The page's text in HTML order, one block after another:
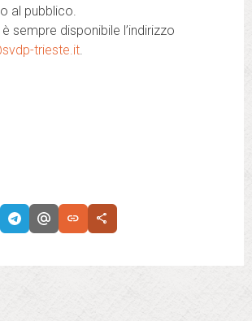
al pubblico.
sempre disponibile l’indirizzo
trieste.it.
link share